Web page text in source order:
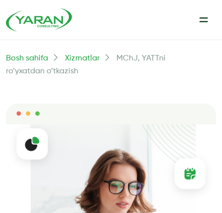
Bosh sahifa Xizmatlar
MChJ, YATTni
ro’yxatdan o’tkazish